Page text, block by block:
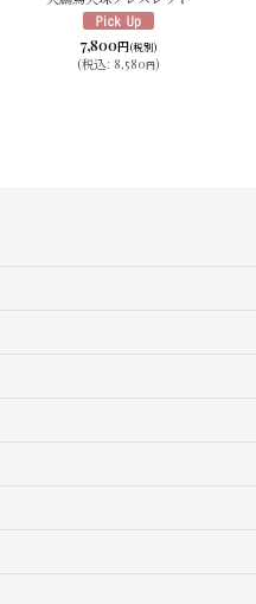
7,800円(税別)
(税込: 8,580円)